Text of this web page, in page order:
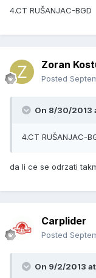
4.CT RUŠANJAC-BGD
Zoran
Posted
On 8/30/2013
4.CT RUŠANJAC-
da li ce se odrzati
Carplider
Posted
On 9/2/2013